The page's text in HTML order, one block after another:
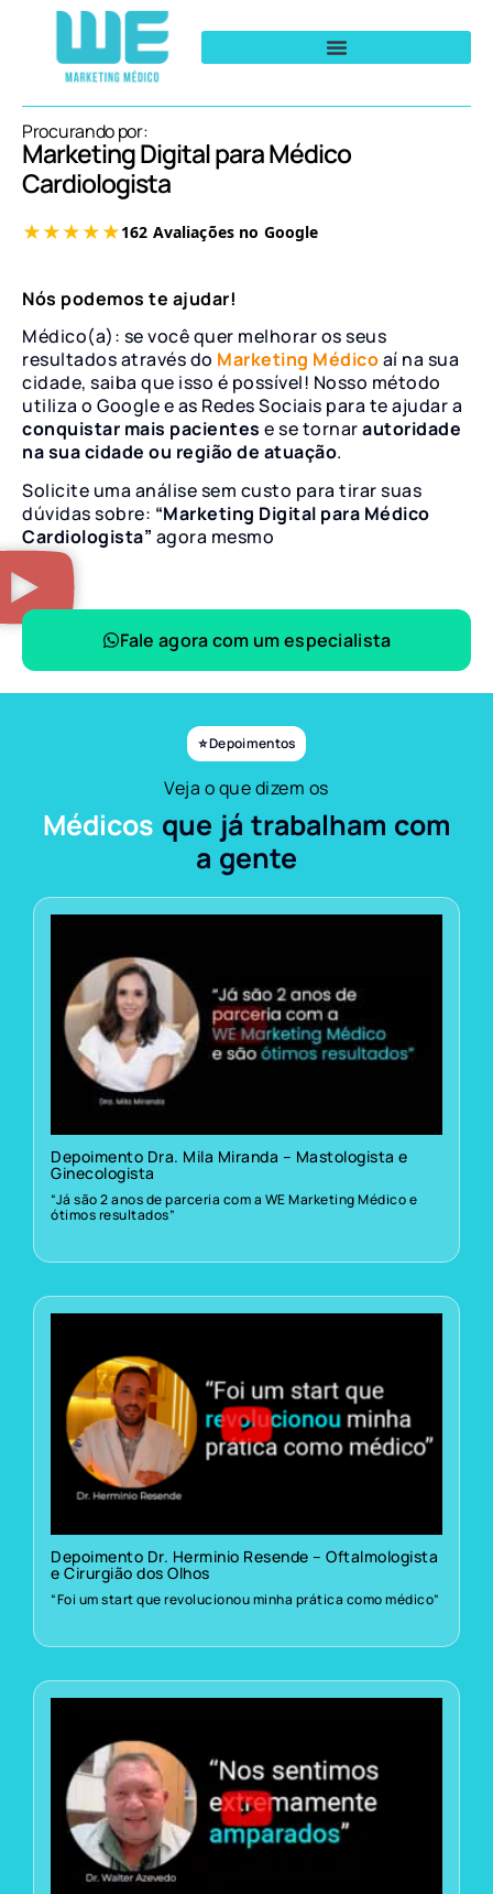
Procurando por:
Marketing Digital para Médico
Cardiologista
Nós podemos te ajudar!
Médico(a): se você quer melhorar os seus
resultados através do Marketing Médicoaí na sua
cidade, saiba que isso é possível! Nosso método
utiliza o Google e as Redes Sociais para te ajudar a
conquistar mais pacientes e se tornarautoridade
na sua cidade ou região de atuação.
Solicite uma análise sem custo para tirar suas
dúvidas sobre: “Marketing Digital para Médico
Cardiologista” agora mesmo
Fale agora com um especialista
⭐ Depoimentos
Veja o que dizem os
Médicos que já trabalham com
a gente
Depoimento Dra. Mila Miranda – Mastologista e
Ginecologista
“Já são 2 anos de parceria com a WE Marketing Médico e
ótimos resultados”
Depoimento Dr. Herminio Resende – Oftalmologista
e Cirurgião dos Olhos
“Foi um start que revolucionou minha prática como médico”